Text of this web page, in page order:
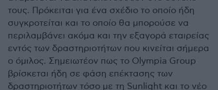
τους. Πρόκειται για ένα σχέδιο το οποίο ήδη
συγκροτείται και το οποίο θα μπορούσε να
περιλαμβάνει ακόμα και την εξαγορά εταιρείας
εντός των δραστηριοτήτων που κινείται σήμερα
ο όμιλος. Σημειωτέον πως το Olympia Group
βρίσκεται ήδη σε φάση επέκτασης των
δραστηριοτήτων τόσο με τη Sunlight και το νέο